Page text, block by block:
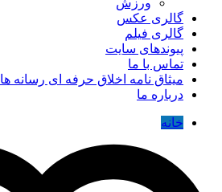
ورزش
گالری عکس
گالری فیلم
پیوندهای سایت
تماس با ما
میثاق نامه اخلاق حرفه ای رسانه ها
درباره ما
خانه